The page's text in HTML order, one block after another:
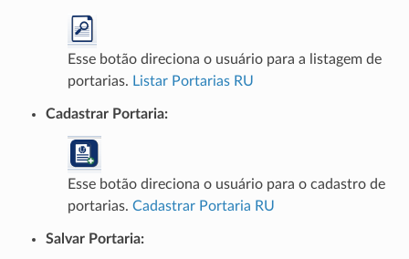
Esse botão direciona o usuário para a listagem de
portarias. Listar Portarias RU
Cadastrar Portaria:
Esse botão direciona o usuário para o cadastro de
portarias. Cadastrar Portaria RU
Salvar Portaria: